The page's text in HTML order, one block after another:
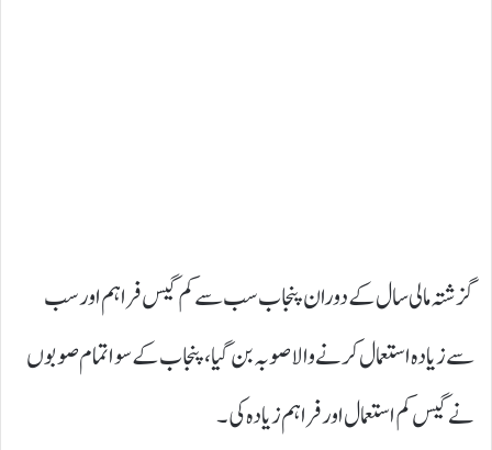
گزشتہ مالی سال کے دوران پنجاب سب سےکم گیس فراہم اور سب
سے زیادہ استعمال کرنے والاصوبہ بن گیا، پنجاب کے سوا تمام صوبوں
نے گیس کم استعمال اورفراہم زیادہ کی۔